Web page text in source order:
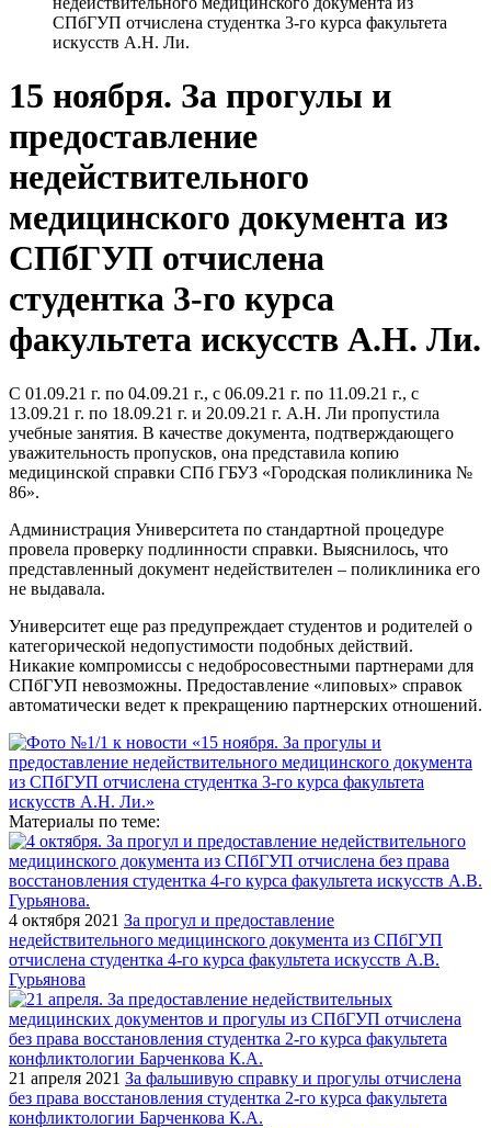
СПбГУП отчислена студентка 3-го курса факультета
искусств А.Н. Ли.
15 ноября. За прогулы и
предоставление
недействительного
медицинского документа из
СПбГУП отчислена
студентка 3-го курса
факультета искусств А.Н. Ли.
С 01.09.21 г. по 04.09.21 г., с 06.09.21 г. по 11.09.21 г., с
13.09.21 г. по 18.09.21 г. и 20.09.21 г. А.Н. Ли пропустила
учебные занятия. В качестве документа, подтверждающего
уважительность пропусков, она представила копию
медицинской справки СПб ГБУЗ «Городская поликлиника №
86».
Администрация Университета по стандартной процедуре
провела проверку подлинности справки. Выяснилось, что
представленный документ недействителен – поликлиника его
не выдавала.
Университет еще раз предупреждает студентов и родителей о
категорической недопустимости подобных действий.
Никакие компромиссы с недобросовестными партнерами для
СПбГУП невозможны. Предоставление «липовых» справок
автоматически ведет к прекращению партнерских отношений.
Материалы по теме:
4 октября 2021 За прогул и предоставление
недействительного медицинского документа из СПбГУП
отчислена студентка 4-го курса факультета искусств А.В.
Гурьянова
21 апреля 2021 За фальшивую справку и прогулы отчислена
без права восстановления студентка 2-го курса факультета
конфликтологии Барченкова К.А.